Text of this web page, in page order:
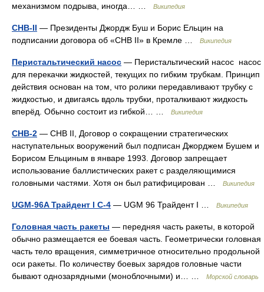
механизмом подрыва, иногда… …
Википедия
СНВ-II — Президенты Джордж Буш и Борис Ельцин на
подписании договора об «СНВ II» в Кремле …
Википедия
Перистальтический насос — Перистальтический насос насос
для перекачки жидкостей, текущих по гибким трубкам. Принцип
действия основан на том, что ролики передавливают трубку с
жидкостью, и двигаясь вдоль трубки, проталкивают жидкость
вперёд. Обычно состоит из гибкой… …
Википедия
СНВ-2 — СНВ II, Договор о сокращении стратегических
наступательных вооружений был подписан Джорджем Бушем и
Борисом Ельциным в январе 1993. Договор запрещает
использование баллистических ракет с разделяющимися
головными частями. Хотя он был ратифицирован …
Википедия
UGM-96A Трайдент I С-4 — UGM 96 Трайдент I … Википедия
Головная часть ракеты — передняя часть ракеты, в которой
обычно размещается ее боевая часть. Геометрически головная
часть тело вращения, симметричное относительно продольной
оси ракеты. По количеству боевых зарядов головные части
бывают однозарядными (моноблочными) и… …
Морской словарь